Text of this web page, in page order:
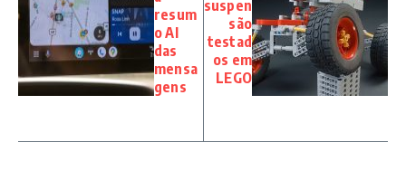
resum
o AI
das
mensa
gens
suspen
são
testad
os em
LEGO